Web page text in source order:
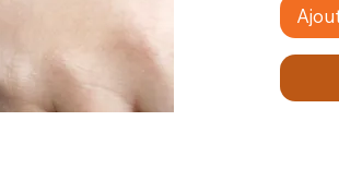
Liebe.